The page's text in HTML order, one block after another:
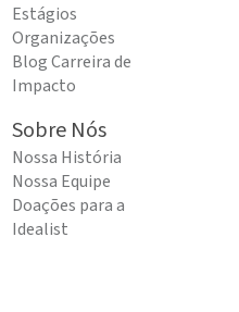
Estágios
Organizações
Blog Carreira de
Impacto
Sobre Nós
Nossa História
Nossa Equipe
Doações para a
Idealist